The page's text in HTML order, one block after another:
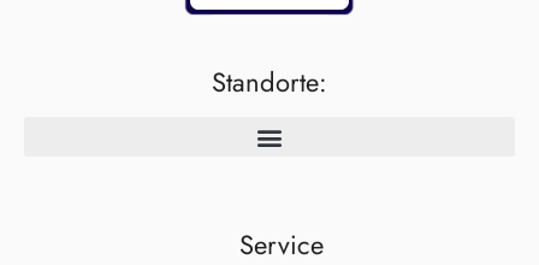
Standorte:
Service